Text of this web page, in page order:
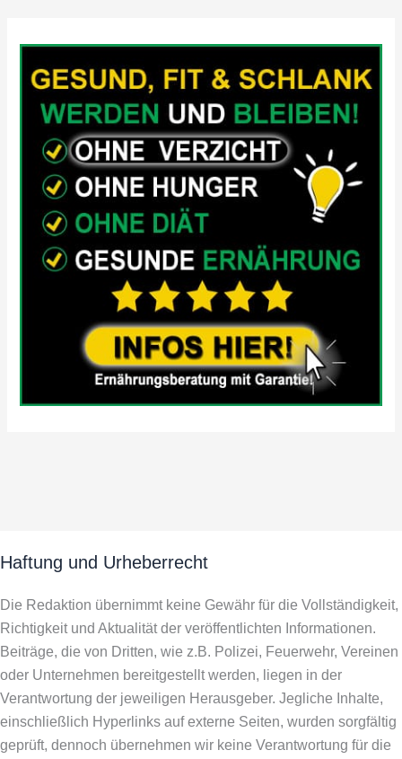
Haftung und Urheberrecht
Die Redaktion übernimmt keine Gewähr für die Vollständigkeit,
Richtigkeit und Aktualität der veröffentlichten Informationen.
Beiträge, die von Dritten, wie z.B. Polizei, Feuerwehr, Vereinen
oder Unternehmen bereitgestellt werden, liegen in der
Verantwortung der jeweiligen Herausgeber. Jegliche Inhalte,
einschließlich Hyperlinks auf externe Seiten, wurden sorgfältig
geprüft, dennoch übernehmen wir keine Verantwortung für die